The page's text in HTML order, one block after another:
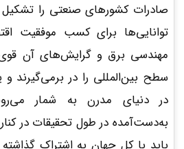
صادرات کشورهای صنعتی را تشکیل
توانایی‌ها برای کسب موفقیت
مهندسی برق و گرایش‌های آن
سطح بین‌المللی را در برمی‌گیرند
در دنیای مدرن به شمار
به‌دست‌آمده در طول تحقیقات در
باید با کل جهان به اشتراک